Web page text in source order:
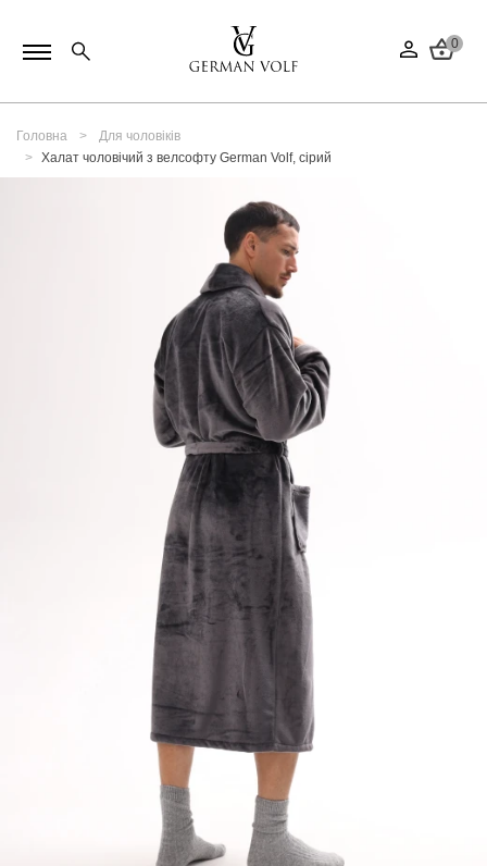
0
Головна
Для чоловіків
Халат чоловічий з велсофту German Volf, сірий